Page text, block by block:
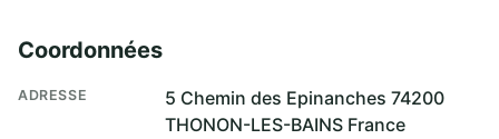
Coordonnées
ADRESSE
5 Chemin des Epinanches 74200
THONON-LES-BAINS France